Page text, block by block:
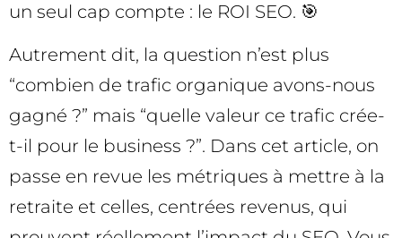
un seul cap compte : le ROI SEO. 🎯
Autrement dit, la question n’est plus
“combien de trafic organique avons-nous
gagné ?” mais “quelle valeur ce trafic crée-
t-il pour le business ?”. Dans cet article, on
passe en revue les métriques à mettre à la
retraite et celles, centrées revenus, qui